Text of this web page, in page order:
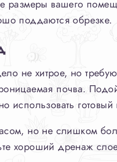
размеры вашего
поддаются обрезке.
не хитрое, но
почва.
готовый
но не слишком
хороший дренаж